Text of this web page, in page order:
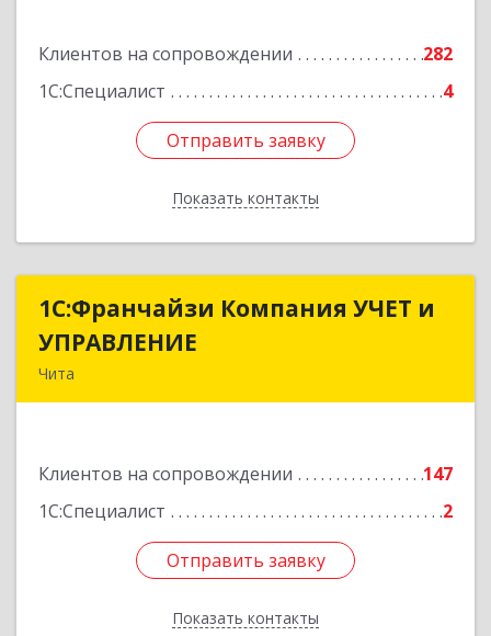
Клиентов на сопровождении
282
1С:Специалист
4
Отправить заявку
Показать контакты
Отправить заявку
Назад
1С:Франчайзи Компания УЧЕТ и
УПРАВЛЕНИЕ
Чита
Клиентов на сопровождении
147
1С:Специалист
2
Отправить заявку
Показать контакты
1С:Франчайзи Компания УЧЕТ и
Подробнее
Отправить заявку
Назад